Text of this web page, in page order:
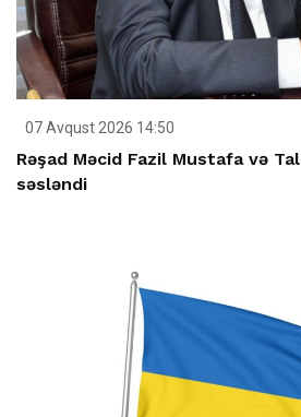
07 Avqust 2026 14:50
Rəşad Məcid Fazil Mustafa və
səsləndi